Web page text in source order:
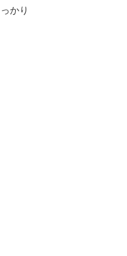
かり